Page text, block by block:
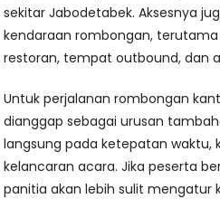
sekitar Jabodetabek. Aksesnya
kendaraan rombongan,
restoran, tempat outbound, dan
Untuk perjalanan rombongan
dianggap sebagai urusan
langsung pada ketepatan waktu,
kelancaran acara. Jika peserta
panitia akan lebih sulit mengatur